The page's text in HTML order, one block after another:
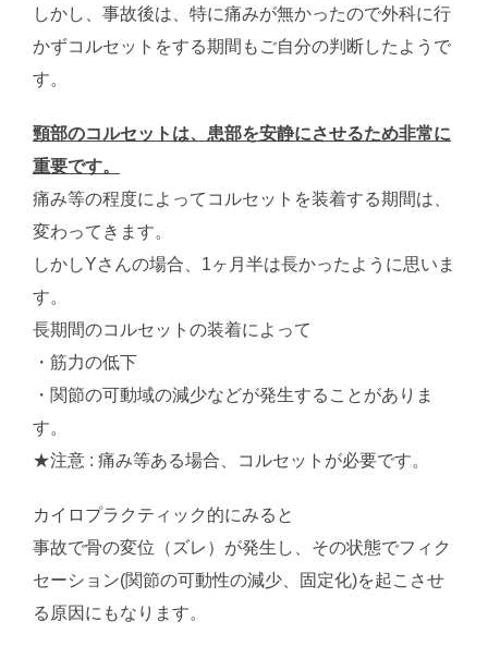
しかし、事故後は、特に痛みが無かったので外科に行
かずコルセットをする期間もご自分の判断したようで
す。
頸部のコルセットは、患部を安静にさせるため非常に
重要です。
痛み等の程度によってコルセットを装着する期間は、
変わってきます。
しかしYさんの場合、1ヶ月半は長かったように思いま
す。
長期間のコルセットの装着によって
・筋力の低下
・関節の可動域の減少などが発生することがありま
す。
★注意 : 痛み等ある場合、コルセットが必要です。
カイロプラクティック的にみると
事故で骨の変位（ズレ）が発生し、その状態でフィク
セーション(関節の可動性の減少、固定化)を起こさせ
る原因にもなります。